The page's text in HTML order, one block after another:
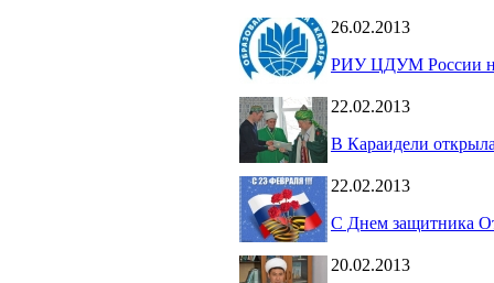
26.02.2013
РИУ ЦДУМ России на
22.02.2013
В Караидели
22.02.2013
C Днем защитника
20.02.2013